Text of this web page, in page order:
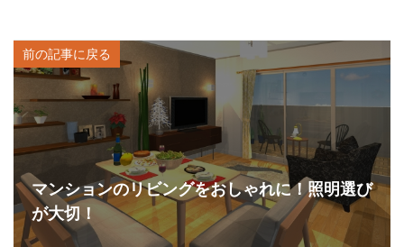
前の記事に戻る
マンションのリビングをおしゃれに！照明選び
が大切！